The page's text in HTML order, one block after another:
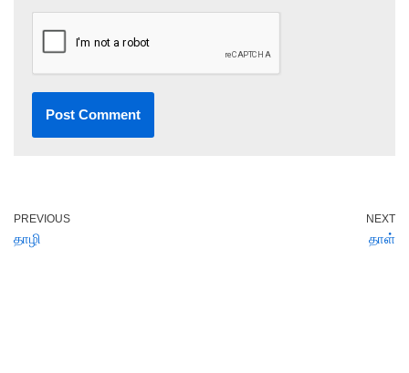
PREVIOUS
தாழி
NEXT
தாள்